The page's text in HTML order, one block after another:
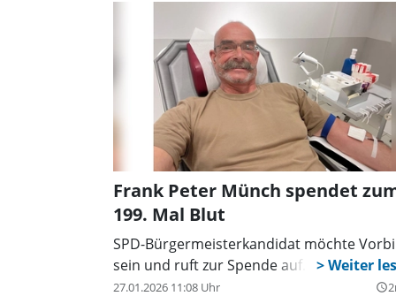
Frank Peter Münch spendet
199. Mal Blut
SPD-Bürgermeisterkandidat möchte
sein und ruft zur Spende auf.
27.01.2026 11:08 Uhr query_builder